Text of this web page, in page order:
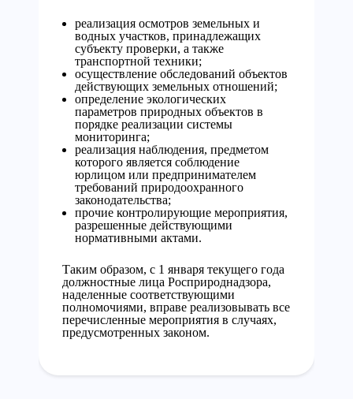
реализация осмотров земельных и
водных участков, принадлежащих
субъекту проверки, а также
транспортной техники;
осуществление обследований объектов
действующих земельных отношений;
определение экологических
параметров природных объектов в
порядке реализации системы
мониторинга;
реализация наблюдения, предметом
которого является соблюдение
юрлицом или предпринимателем
требований природоохранного
законодательства;
прочие контролирующие мероприятия,
разрешенные действующими
нормативными актами.
Таким образом, с 1 января текущего года
должностные лица Росприроднадзора,
наделенные соответствующими
полномочиями, вправе реализовывать все
перечисленные мероприятия в случаях,
предусмотренных законом.